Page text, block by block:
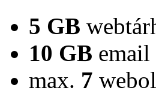
5 GB
10 GB
max. 7